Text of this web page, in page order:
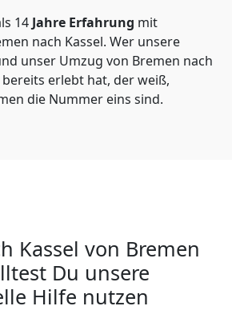
14 Jahre Erfahrung mit
nach Kassel. Wer unsere
unser Umzug von Bremen nach
bereits erlebt hat, der weiß,
die Nummer eins sind.
Kassel von Bremen
Du unsere
Hilfe nutzen